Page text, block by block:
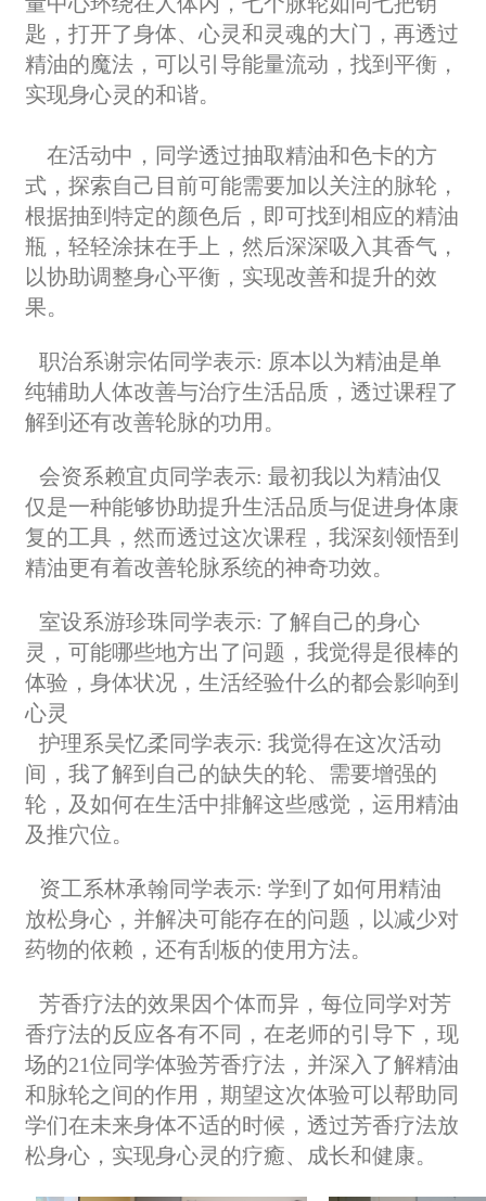
匙，打开了身体、心灵和灵魂的大门，再透过
精油的魔法，可以引导能量流动，找到平衡，
实现身心灵的和谐。
在活动中，同学透过抽取精油和色卡的方
式，探索自己目前可能需要加以关注的脉轮，
根据抽到特定的颜色后，即可找到相应的精油
瓶，轻轻涂抹在手上，然后深深吸入其香气，
以协助调整身心平衡，实现改善和提升的效
果。
职治系谢宗佑同学表示: 原本以为精油是单
纯辅助人体改善与治疗生活品质，透过课程了
解到还有改善轮脉的功用。
会资系赖宜贞同学表示: 最初我以为精油仅
仅是一种能够协助提升生活品质与促进身体康
复的工具，然而透过这次课程，我深刻领悟到
精油更有着改善轮脉系统的神奇功效。
室设系游珍珠同学表示: 了解自己的身心
灵，可能哪些地方出了问题，我觉得是很棒的
体验，身体状况，生活经验什么的都会影响到
心灵
护理系吴忆柔同学表示: 我觉得在这次活动
间，我了解到自己的缺失的轮、需要增强的
轮，及如何在生活中排解这些感觉，运用精油
及推穴位。
资工系林承翰同学表示: 学到了如何用精油
放松身心，并解决可能存在的问题，以减少对
药物的依赖，还有刮板的使用方法。
芳香疗法的效果因个体而异，每位同学对芳
香疗法的反应各有不同，在老师的引导下，现
场的21位同学体验芳香疗法，并深入了解精油
和脉轮之间的作用，期望这次体验可以帮助同
学们在未来身体不适的时候，透过芳香疗法放
松身心，实现身心灵的疗癒、成长和健康。